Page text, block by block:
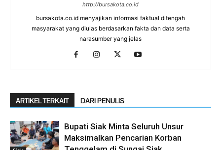
http://bursakota.co.id
bursakota.co.id menyajikan informasi faktual ditengah
masyarakat yang diulas berdasarkan fakta dan data serta
narasumber yang jelas
ARTIKEL TERKAIT DARI PENULIS
Bupati Siak Minta Seluruh Unsur
Maksimalkan Pencarian Korban